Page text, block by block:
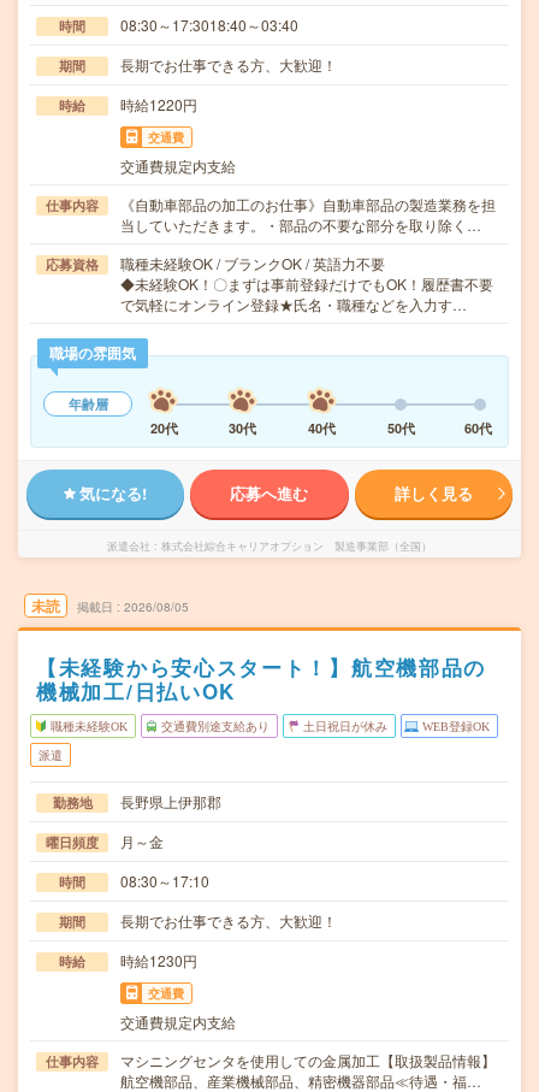
時間 08:30～17:3018:40～03:40
期間 長期でお仕事できる方、大歓迎！
時給 時給1220円
交通費
交通費規定内支給
仕事内容
《自動車部品の加工のお仕事》自動車部品の製造業務を担
当していただきます。・部品の不要な部分を取り除く…
応募資格
職種未経験OK / ブランクOK / 英語力不要
◆未経験OK！〇まずは事前登録だけでもOK！履歴書不要
で気軽にオンライン登録★氏名・職種などを入力す…
職場の雰囲気
年齢層
20代
30代 40代 50代 60代
気になる! 応募へ進む 詳しく見る
派遣会社 株式会社綜合キャリアオプション 製造事業部（全国）
未読 掲載日 2026/08/05
【未経験から安心スタート！】航空機部品の
機械加工/日払いOK
職種未経験OK 交通費別途支給あり 土日祝日が休み WEB登録OK
派遣
勤務地 長野県上伊那郡
曜日頻度 月～金
時間 08:30～17:10
期間 長期でお仕事できる方、大歓迎！
時給 時給1230円
交通費
交通費規定内支給
仕事内容
マシニングセンタを使用しての金属加工【取扱製品情報】
航空機部品、産業機械部品、精密機器部品≪待遇・福…